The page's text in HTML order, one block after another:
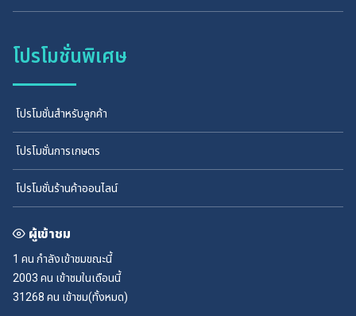
โปรโมชั่นพิเศษ
โปรโมชั่นสำหรับลูกค้า
โปรโมชั่นการเกษตร
โปรโมชั่นร้านค้าออนไลน์
ผู้เข้าชม
1 คน กำลังเข้าชมขณะนี้
2003 คน เข้าชมในเดือนนี้
31268 คน เข้าชม(ทั้งหมด)